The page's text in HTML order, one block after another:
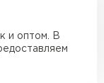
и оптом. В